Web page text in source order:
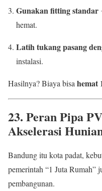
Gunakan fitting standar
hemat.
Latih tukang pasang
instalasi.
Hasilnya? Biaya bisa hemat
23. Peran Pipa
Akselerasi
Bandung itu kota padat,
pemerintah “1 Juta Rumah”
pembangunan.